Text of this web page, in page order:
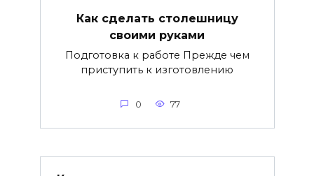
Как сделать столешницу
своими руками
Подготовка к работе Прежде чем
приступить к изготовлению
0 77